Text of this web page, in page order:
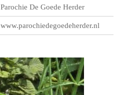
Parochie De Goede Herder
www.parochiedegoedeherder.nl